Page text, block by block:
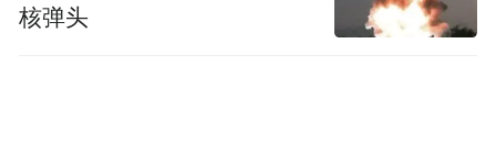
核弹头